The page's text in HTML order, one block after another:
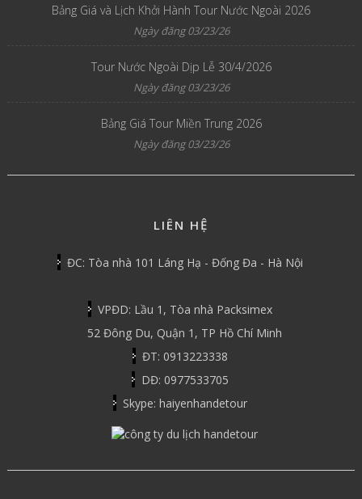
Bảng Giá và Lịch Khởi Hành Tour Nước Ngoài 2026
Ngày đăng 03/23/26
Tour Nước Ngoài Dịp Lễ 30/4/2026
Ngày đăng 03/23/26
Bảng Giá Tour Miền Trung 2026
Ngày đăng 03/23/26
LIÊN HỆ
ĐC: Tòa nhà 101 Láng Hạ - Đống Đa - Hà Nội
VPĐD: Lầu 1, Tòa nhà Packsimex
52 Đông Du, Quận 1, TP Hồ Chí Minh
ĐT: 0913223338
DĐ: 0977533705
Skype: haiyenhandetour